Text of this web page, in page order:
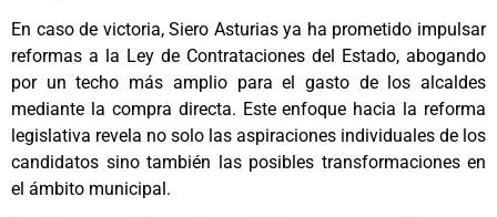
En caso de victoria, Siero Asturias ya ha prometido impulsar
reformas a la Ley de Contrataciones del Estado, abogando
por un techo más amplio para el gasto de los alcaldes
mediante la compra directa. Este enfoque hacia la reforma
legislativa revela no solo las aspiraciones individuales de los
candidatos sino también las posibles transformaciones en
el ámbito municipal.